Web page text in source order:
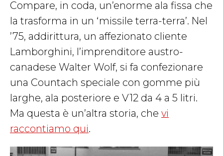
Compare, in coda, un’enorme ala fissa che
la trasforma in un ‘missile terra-terra’. Nel
’75, addirittura, un affezionato cliente
Lamborghini, l’imprenditore austro-
canadese Walter Wolf, si fa confezionare
una Countach speciale con gomme più
larghe, ala posteriore e V12 da 4 a 5 litri.
Ma questa è un’altra storia, che vi
raccontiamo qui.